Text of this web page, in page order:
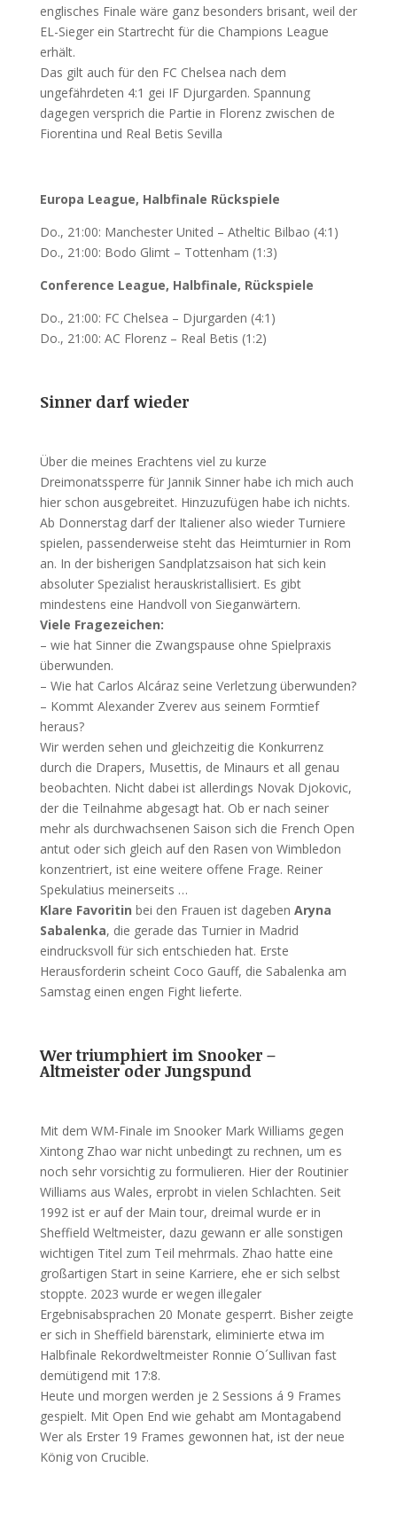
englisches Finale wäre ganz besonders brisant, weil der
EL-Sieger ein Startrecht für die Champions League
erhält.
Das gilt auch für den FC Chelsea nach dem
ungefährdeten 4:1 gei IF Djurgarden. Spannung
dagegen versprich die Partie in Florenz zwischen de
Fiorentina und Real Betis Sevilla
Europa League, Halbfinale Rückspiele
Do., 21:00: Manchester United – Atheltic Bilbao (4:1)
Do., 21:00: Bodo Glimt – Tottenham (1:3)
Conference League, Halbfinale, Rückspiele
Do., 21:00: FC Chelsea – Djurgarden (4:1)
Do., 21:00: AC Florenz – Real Betis (1:2)
Sinner darf wieder
Über die meines Erachtens viel zu kurze
Dreimonatssperre für Jannik Sinner habe ich mich auch
hier schon ausgebreitet. Hinzuzufügen habe ich nichts.
Ab Donnerstag darf der Italiener also wieder Turniere
spielen, passenderweise steht das Heimturnier in Rom
an. In der bisherigen Sandplatzsaison hat sich kein
absoluter Spezialist herauskristallisiert. Es gibt
mindestens eine Handvoll von Sieganwärtern.
Viele Fragezeichen:
– wie hat Sinner die Zwangspause ohne Spielpraxis
überwunden.
– Wie hat Carlos Alcáraz seine Verletzung überwunden?
– Kommt Alexander Zverev aus seinem Formtief
heraus?
Wir werden sehen und gleichzeitig die Konkurrenz
durch die Drapers, Musettis, de Minaurs et all genau
beobachten. Nicht dabei ist allerdings Novak Djokovic,
der die Teilnahme abgesagt hat. Ob er nach seiner
mehr als durchwachsenen Saison sich die French Open
antut oder sich gleich auf den Rasen von Wimbledon
konzentriert, ist eine weitere offene Frage. Reiner
Spekulatius meinerseits …
Klare Favoritin bei den Frauen ist dageben Aryna
Sabalenka, die gerade das Turnier in Madrid
eindrucksvoll für sich entschieden hat. Erste
Herausforderin scheint Coco Gauff, die Sabalenka am
Samstag einen engen Fight lieferte.
Wer triumphiert im Snooker –
Altmeister oder Jungspund
Mit dem WM-Finale im Snooker Mark Williams gegen
Xintong Zhao war nicht unbedingt zu rechnen, um es
noch sehr vorsichtig zu formulieren. Hier der Routinier
Williams aus Wales, erprobt in vielen Schlachten. Seit
1992 ist er auf der Main tour, dreimal wurde er in
Sheffield Weltmeister, dazu gewann er alle sonstigen
wichtigen Titel zum Teil mehrmals. Zhao hatte eine
großartigen Start in seine Karriere, ehe er sich selbst
stoppte. 2023 wurde er wegen illegaler
Ergebnisabsprachen 20 Monate gesperrt. Bisher zeigte
er sich in Sheffield bärenstark, eliminierte etwa im
Halbfinale Rekordweltmeister Ronnie O´Sullivan fast
demütigend mit 17:8.
Heute und morgen werden je 2 Sessions á 9 Frames
gespielt. Mit Open End wie gehabt am Montagabend
Wer als Erster 19 Frames gewonnen hat, ist der neue
König von Crucible.